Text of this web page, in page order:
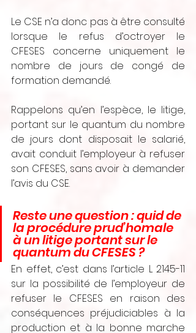
Le CSE n’a donc pas à être consulté
lorsque le refus d’octroyer le
CFESES concerne uniquement le
nombre de jours de congé de
formation demandé.
Rappelons qu’en l’espèce, le litige,
portant sur le quantum du nombre
de jours dont disposait le salarié,
avait conduit l’employeur à refuser
son CFESES, sans avoir à demander
l’avis du CSE.
Reste une question : quid de
la procédure prud’homale
à un litige portant sur le
quantum du CFESES ?
En effet, c’est dans l’article L 2145-11
sur la possibilité de l’employeur de
refuser le CFESES en raison des
conséquences préjudiciables à la
production et à la bonne marche